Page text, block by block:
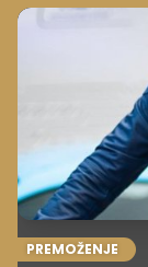
PREMOŽENJE